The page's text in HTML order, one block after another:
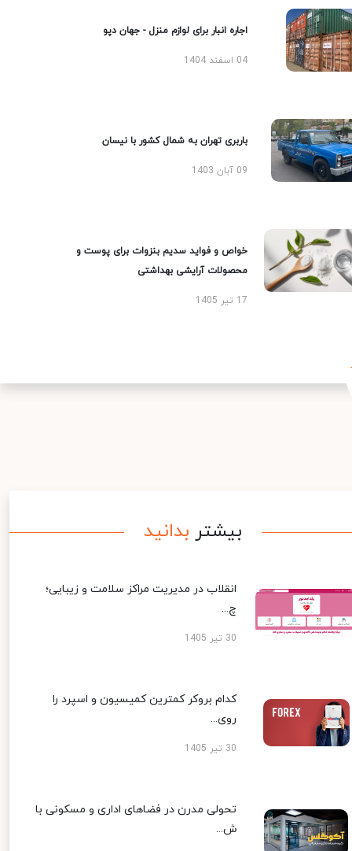
اجاره انبار برای لوازم منزل - جهان دپو
04 اسفند 1404
باربری تهران به شمال کشور با نیسان
09 آبان 1403
خواص و فواید سدیم بنزوات برای پوست و
محصولات آرایشی بهداشتی
17 تیر 1405
بیشتر بدانید
انقلاب در مدیریت مراکز سلامت و زیبایی؛
چ...
30 تیر 1405
کدام بروکر کمترین کمیسیون و اسپرد را
روی...
30 تیر 1405
تحولی مدرن در فضاهای اداری و مسکونی با
ش...